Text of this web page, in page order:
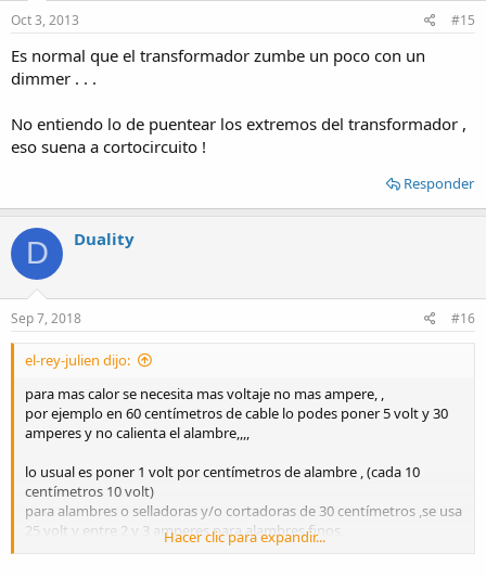
Oct 3, 2013 #15
Es normal que el transformador zumbe un poco con un
dimmer . . .
No entiendo lo de puentear los extremos del transformador ,
eso suena a cortocircuito !
Responder
D Duality
Sep 7, 2018 #16
el-rey-julien dijo:
para mas calor se necesita mas voltaje no mas ampere, ,
por ejemplo en 60 centímetros de cable lo podes poner 5 volt y 30
amperes y no calienta el alambre,,,,
lo usual es poner 1 volt por centímetros de alambre , (cada 10
centímetros 10 volt)
para alambres o selladoras y/o cortadoras de 30 centímetros ,se usa
25 volt y entre 2 y 3 amperes,para alambres finos,
para cinta de microm se usa 6 amperes o mas..
Hacer clic para expandir...